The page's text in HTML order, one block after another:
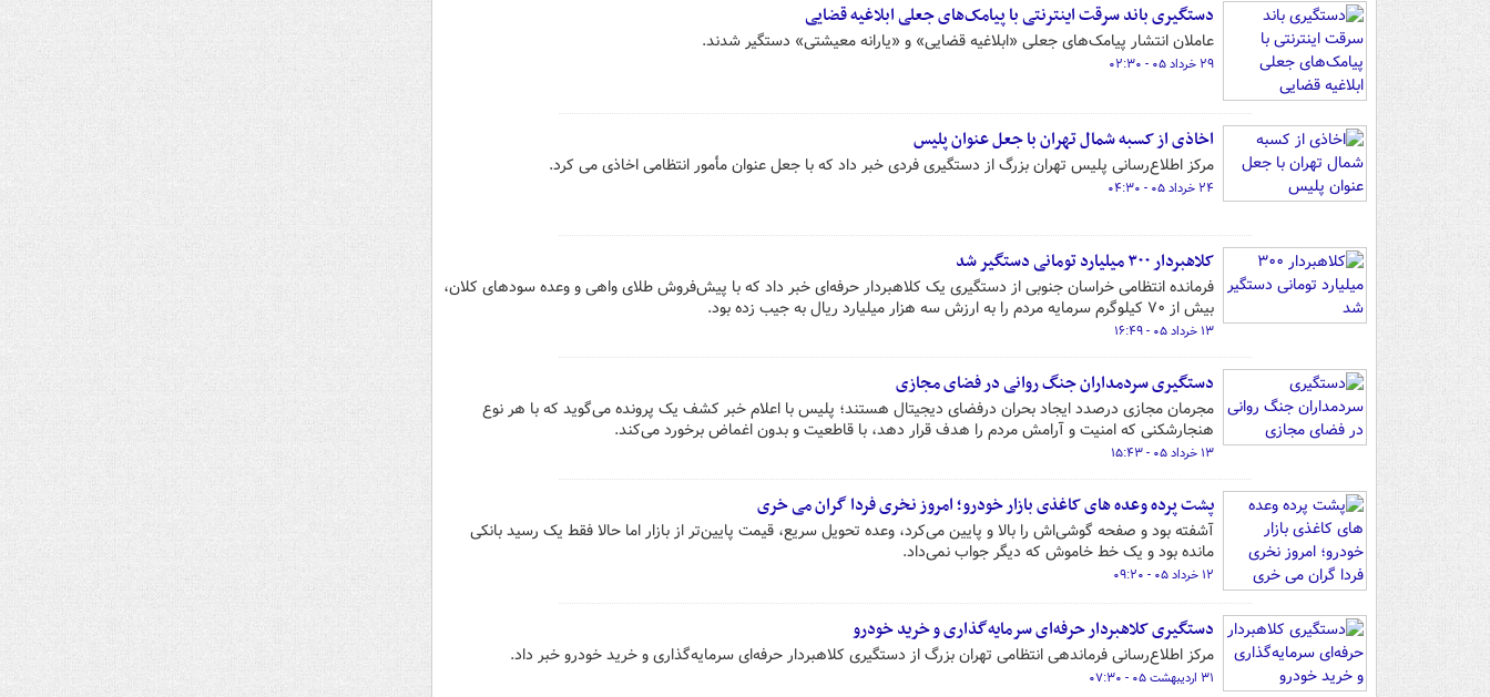
دستگیری باند سرقت اینترنتی با پیامک‌های جعلی ابلاغیه قضایی
عاملان انتشار پیامک‌های جعلی «ابلاغیه قضایی» و «یارانه معیشتی» دستگیر شدند.
۲۹ خرداد ۰۵ - ۰۲:۳۰
اخاذی از کسبه شمال تهران با جعل عنوان پلیس
مرکز اطلاع‌رسانی پلیس تهران بزرگ از دستگیری فردی خبر داد که با جعل عنوان مأمور انتظامی اخاذی می کرد.
۲۴ خرداد ۰۵ - ۰۴:۳۰
کلاهبردار ۳۰۰ میلیارد تومانی دستگیر شد
فرمانده انتظامی خراسان جنوبی از دستگیری یک کلاهبردار حرفه‌ای خبر داد که با پیش‌فروش طلای واهی و وعده سودهای کلان،
بیش از ۷۰ کیلوگرم سرمایه مردم را به ارزش سه هزار میلیارد ریال به جیب زده بود.
۱۳ خرداد ۰۵ - ۱۶:۴۹
دستگیری سردمداران جنگ روانی در فضای مجازی
مجرمان مجازی درصدد ایجاد بحران درفضای دیجیتال هستند؛ پلیس با اعلام خبر کشف یک پرونده می‌گوید که با هر نوع
هنجارشکنی که امنیت و آرامش مردم را هدف قرار دهد، با قاطعیت و بدون اغماض برخورد می‌کند.
۱۳ خرداد ۰۵ - ۱۵:۴۳
پشت پرده وعده های کاغذی بازار خودرو؛ امروز نخری فردا گران می خری
آشفته بود و صفحه گوشی‌اش را بالا و پایین می‌کرد، وعده تحویل سریع، قیمت پایین‌تر از بازار اما حالا فقط یک رسید بانکی
مانده بود و یک خط خاموش که دیگر جواب نمی‌داد.
۱۲ خرداد ۰۵ - ۰۹:۲۰
دستگیری کلاهبردار حرفه‌ای سرمایه‌گذاری و خرید خودرو
مرکز اطلاع‌رسانی فرماندهی انتظامی تهران بزرگ از دستگیری کلاهبردار حرفه‌ای سرمایه‌گذاری و خرید خودرو خبر داد.
۳۱ اردیبهشت ۰۵ - ۰۷:۳۰